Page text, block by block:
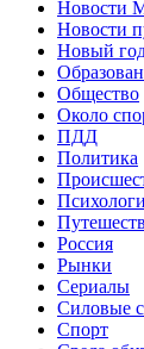
Новости
Новости
Новый
Общество
Около
ПДД
Политика
Россия
Рынки
Сериалы
Силовые
Спорт